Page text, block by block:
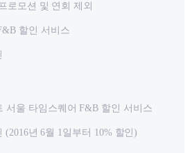
로모션 및 연회 제외
할인 서비스
서울 타임스퀘어 F&B 할인 서비스
년 6월 1일부터 10% 할인)